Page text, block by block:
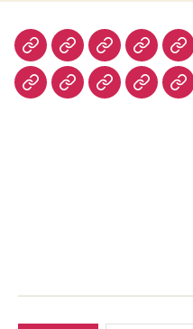
חנות בשר טבעוניסלטים
עוגיותעוף צמחונידגים